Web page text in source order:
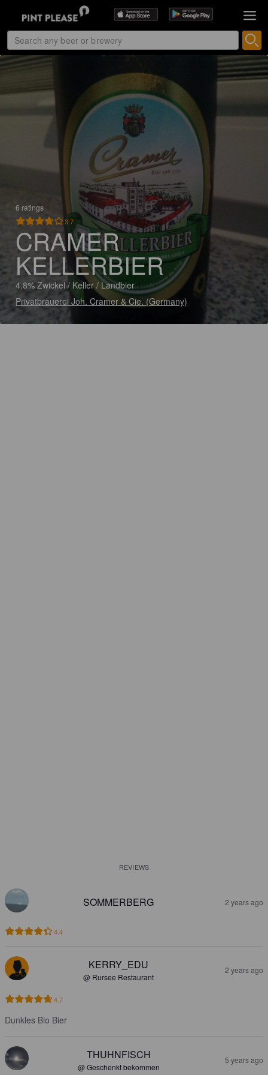
6 ratings
3.7
CRAMER
KELLERBIER
4.8% Zwickel / Keller / Landbier
Privatbrauerei Joh. Cramer & Cie. (Germany)
REVIEWS
SOMMERBERG 2 years ago
4.4
KERRY_EDU
@ Rursee Restaurant
2 years ago
4.7
Dunkles Bio Bier
THUHNFISCH
@ Geschenkt bekommen
5 years ago